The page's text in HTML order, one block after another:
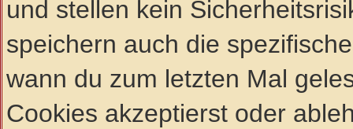
und stellen kein
speichern auch die
wann du zum letzten Mal
Cookies akzeptierst oder